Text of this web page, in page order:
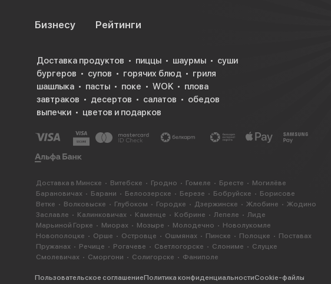
Бизнесу Рейтинги
Доставка продуктов пиццы шаурмы
суши
бургеров
супов горячих блюд
гриля
шашлыка
пасты поке WOK
плова
завтраков
десертов салатов
обедов
выпечки
цветов и подарков
Доставка в Минске Витебске Гродно Гомеле Бресте
Могилёве
Барановичах
Барани Белоозерске Березе Бобруйске
Борисове
Ветке
Волковыске Глубоком Городке Дзержинске Жлобине
Жодино
Заславле
Калинковичах Каменце Кобрине Лепеле
Лиде
Марьиной Горке
Миорах Мозыре Молодечно
Новолукомле
Новополоцке
Орше Островце Ошмянах Пинске Полоцке
Поставах
Пружанах
Речице Рогачеве Светлогорске Слониме
Слуцке
Смолевичах
Сморгони Солигорске Фаниполе
Пользовательское соглашениеПолитика конфиденциальностиCookie-файлы